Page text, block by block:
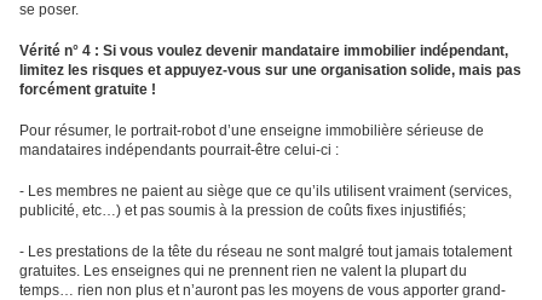
se poser.
Vérité n° 4 : Si vous voulez devenir mandataire immobilier indépendant,
limitez les risques et appuyez-vous sur une organisation solide, mais pas
forcément gratuite !
Pour résumer, le portrait-robot d’une enseigne immobilière sérieuse de
mandataires indépendants pourrait-être celui-ci :
- Les membres ne paient au siège que ce qu’ils utilisent vraiment (services,
publicité, etc…) et pas soumis à la pression de coûts fixes injustifiés;
- Les prestations de la tête du réseau ne sont malgré tout jamais totalement
gratuites. Les enseignes qui ne prennent rien ne valent la plupart du
temps… rien non plus et n’auront pas les moyens de vous apporter grand-